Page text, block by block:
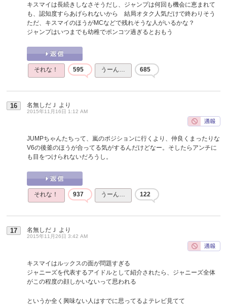
キスマイは長続きしなさそうだし、ジャンプは何回も機会に恵まれて
も、認知度すらあげられないから 結局オタク人気だけで終わりそう
ただ、キスマイのほうがMCなどで残れそうな人がいるかな？
ジャンプはいつまでも幼稚でポンコツ過ぎるとおもう
それな！ 595 うーん… 685
16 名無しだＪ より
2015年11月16日 1:12 AM
JUMPちゃんたちって、嵐のポジションに行くより、仲良くまったりな
V6の後釜のほうが合ってる気がするんだけどなー。そしたらアンチに
も目をつけられないだろうし。
それな！ 937 うーん… 122
17 名無しだＪ より
2015年11月26日 3:42 AM
キスマイはルックスの面が問題すぎる
ジャニーズを代表するアイドルとして紹介されたら、ジャニーズ全体
がこの程度の顔しかいないって思われる
というか全く興味ない人はすでに思ってるよテレビ見てて